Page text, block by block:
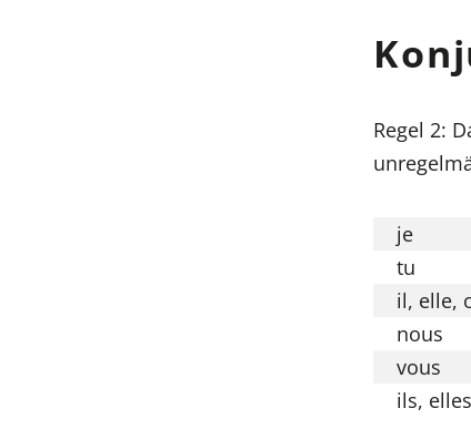
Regel 2:
je
tu
il, elle,
nous
vous
ils, elles